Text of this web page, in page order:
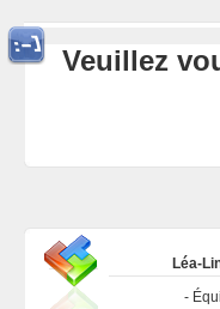
Veuillez
Léa-